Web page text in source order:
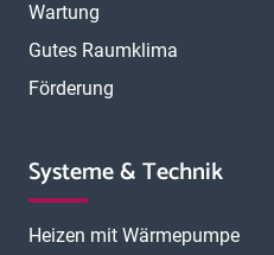
Wartung
Gutes Raumklima
Förderung
Systeme & Technik
Heizen mit Wärmepumpe